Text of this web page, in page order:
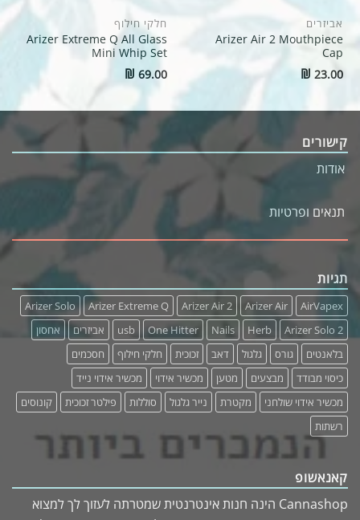
חלקי חילוף
Arizer Extreme Q All Glass
Mini Whip Set
₪ 69.00
אביזרים
Arizer Air 2 Mouthpiece
Cap
₪ 23.00
קאנאשופ
Cannashop הינה חנות אינטרנטית שמטרתה לעזוך לך למצוא
תגיות
AirVapex
Arizer Air
Arizer Air 2
Arizer Extreme Q
Arizer Solo
Arizer Solo 2
Herb
Nails
One Hitter
usb אביזרים
אחסון
בלאנטים
גורס גלגול דאב זכוכית חלקי חילוף
חסכמים
כיסוי מבודד
מבצעים מטען מכשיר אידוי
מכשיר אידוי נייד
מכשיר אידוי שולחני
מקטרת נייר גלגול סוללות פילטר זכוכית
קונוסים
רשתות
קישורים
אודות
תנאים ופרטיות